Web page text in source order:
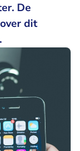
De
dit